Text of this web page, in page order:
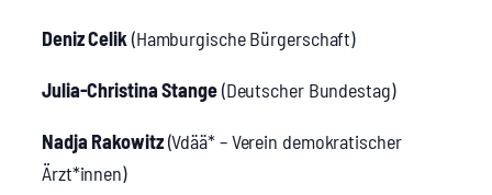
Deniz Celik (Ham­bur­gi­sche Bür­ger­schaft)
Julia-Chris­ti­na Stan­ge(Deut­scher Bun­des­tag)
Nad­ja Rako­witz(Vdää* – Ver­ein demo­kra­ti­scher
Ärzt*innen)